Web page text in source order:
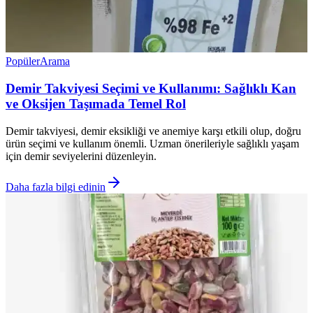
PopülerArama
Demir Takviyesi Seçimi ve Kullanımı: Sağlıklı Kan
ve Oksijen Taşımada Temel Rol
Demir takviyesi, demir eksikliği ve anemiye karşı etkili olup, doğru
ürün seçimi ve kullanım önemli. Uzman önerileriyle sağlıklı yaşam
için demir seviyelerini düzenleyin.
Daha fazla bilgi edinin